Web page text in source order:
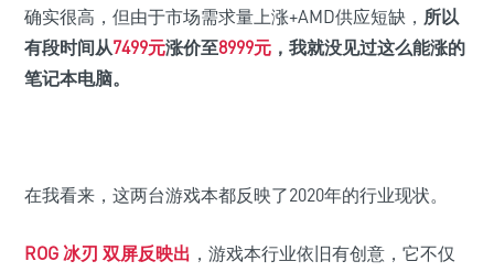
确实很高，但由于市场需求量上涨+AMD供应短缺， 所以
有段时间从7499元涨价至8999元 ，我就没见过这么能涨的
笔记本电脑。
在我看来，这两台游戏本都反映了2020年的行业现状。
ROG 冰刃 双屏反映出 ，游戏本行业依旧有创意，它不仅